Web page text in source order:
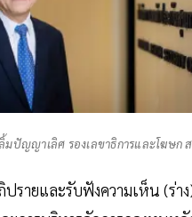
มปัญญาเลิศ รองเลขาธิการและโฆษก
รายและรับฟังความเห็น (ร่า